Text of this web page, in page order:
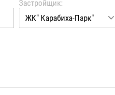
Застройщик:
ЖК" Карабиха-Парк"